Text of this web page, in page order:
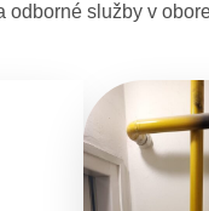
odborné služby v